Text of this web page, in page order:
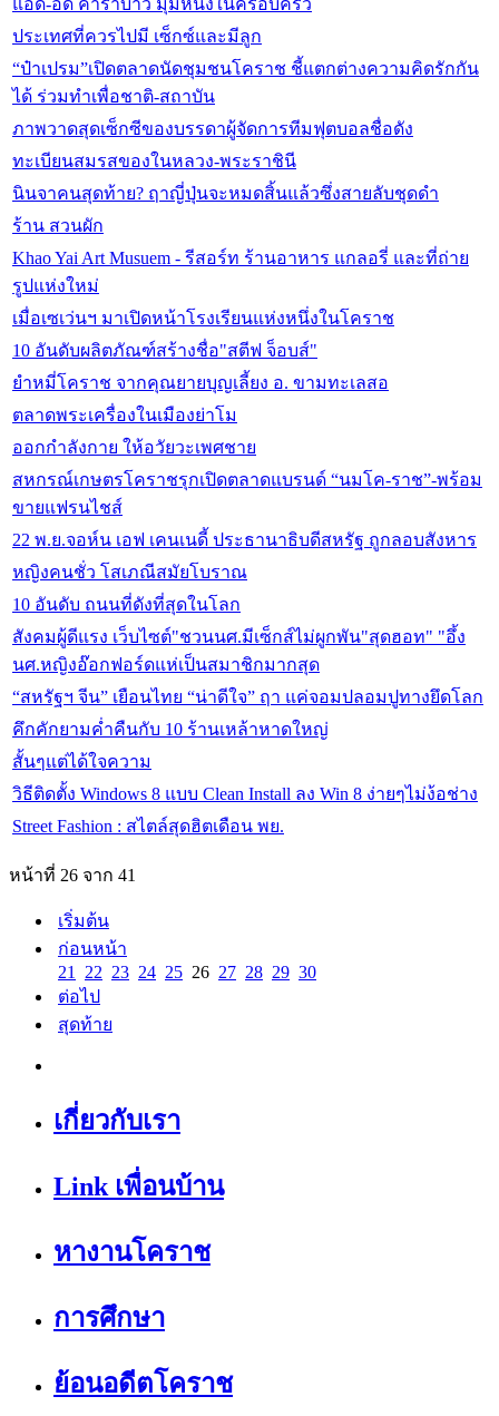
แอ๊ด-อี๊ด คาราบาว มุมหนึ่งในครอบครัว
ประเทศที่ควรไปมี เซ็กซ์และมีลูก
“ป๋าเปรม”เปิดตลาดนัดชุมชนโคราช ชี้แตกต่างความคิดรักกัน
ได้ ร่วมทำเพื่อชาติ-สถาบัน
ภาพวาดสุดเซ็กซีของบรรดาผู้จัดการทีมฟุตบอลชื่อดัง
ทะเบียนสมรสของในหลวง-พระราชินี
นินจาคนสุดท้าย? ฤาญี่ปุ่นจะหมดสิ้นแล้วซึ่งสายลับชุดดำ
ร้าน สวนผัก
Khao Yai Art Musuem - รีสอร์ท ร้านอาหาร แกลอรี่ และที่ถ่าย
รูปแห่งใหม่
เมื่อเซเว่นฯ มาเปิดหน้าโรงเรียนแห่งหนึ่งในโคราช
10 อันดับผลิตภัณฑ์สร้างชื่อ"สตีฟ จ็อบส์"
ยำหมี่โคราช จากคุณยายบุญเลี้ยง อ. ขามทะเลสอ
ตลาดพระเครื่องในเมืองย่าโม
ออกกำลังกาย ให้อวัยวะเพศชาย
สหกรณ์เกษตรโคราชรุกเปิดตลาดแบรนด์ “นมโค-ราช”-พร้อม
ขายแฟรนไชส์
22 พ.ย.จอห์น เอฟ เคนเนดี้ ประธานาธิบดีสหรัฐ ถูกลอบสังหาร
หญิงคนชั่ว โสเภณีสมัยโบราณ
10 อันดับ ถนนที่ดังที่สุดในโลก
สังคมผู้ดีแรง เว็บไซต์"ชวนนศ.มีเซ็กส์ไม่ผูกพัน"สุดฮอท" "อึ้ง
นศ.หญิงอ๊อกฟอร์ดแห่เป็นสมาชิกมากสุด
“สหรัฐฯ จีน” เยือนไทย “น่าดีใจ” ฤา แค่จอมปลอมปูทางยึดโลก
คึกคักยามค่ำคืนกับ 10 ร้านเหล้าหาดใหญ่
สั้นๆแต่ได้ใจความ
วิธีติดตั้ง Windows 8 แบบ Clean Install ลง Win 8 ง่ายๆไม่ง้อช่าง
Street Fashion : สไตล์สุดฮิตเดือน พย.
หน้าที่ 26 จาก 41
เริ่มต้น
ก่อนหน้า
21
22 23 24 25 26 27 28 29 30
ต่อไป
สุดท้าย
เกี่ยวกับเรา
Link เพื่อนบ้าน
หางานโคราช
การศึกษา
ย้อนอดีตโคราช